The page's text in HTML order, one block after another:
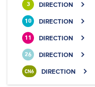
3 DIRECTION
10 DIRECTION
11 DIRECTION
26 DIRECTION
CN6 DIRECTION